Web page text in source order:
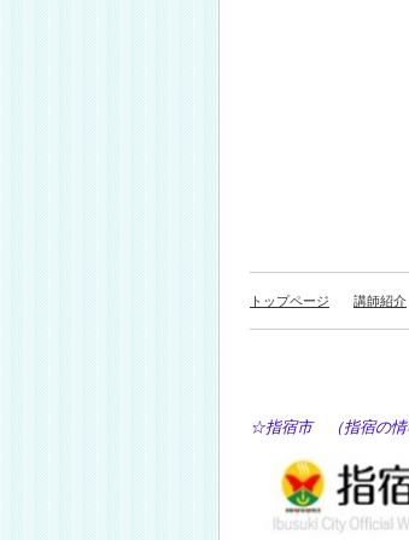
トップページ 講師紹介
☆指宿市 （指宿の